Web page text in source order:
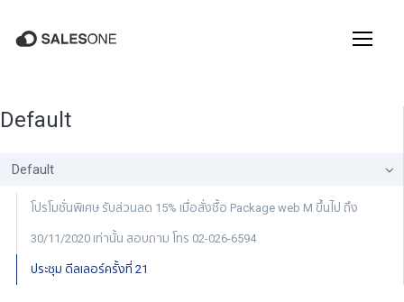
Default
Default
โปรโมชั่นพิเศษ รับส่วนลด 15% เมื่อสั่งซื้อ Package web M ขึ้นไป ถึง
30/11/2020 เท่านั้น สอบถาม โทร 02-026-6594
ประชุม ดีลเลอร์ครั้งที่ 21